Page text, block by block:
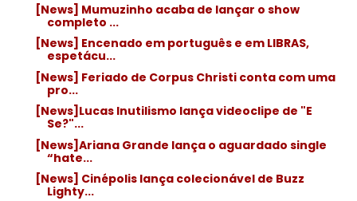
[News] Mumuzinho acaba de lançar o show
completo ...
[News] Encenado em português e em LIBRAS,
espetácu...
[News] Feriado de Corpus Christi conta com uma
pro...
[News]Lucas Inutilismo lança videoclipe de "E
Se?"...
[News]Ariana Grande lança o aguardado single
“hate...
[News] Cinépolis lança colecionável de Buzz
Lighty...